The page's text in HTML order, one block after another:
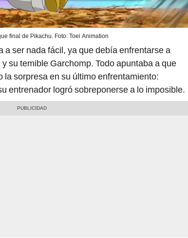
final de Pikachu. Foto: Toei Animation
a ser nada fácil, ya que debía enfrentarse a
y su temible Garchomp. Todo apuntaba a que
la sorpresa en su último enfrentamiento:
entrenador logró sobreponerse a lo imposible.